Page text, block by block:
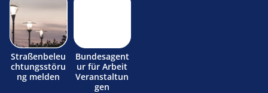
Straßenbeleu
chtungsstöru
ng melden
Bundesagent
ur für Arbeit
Veranstaltun
gen